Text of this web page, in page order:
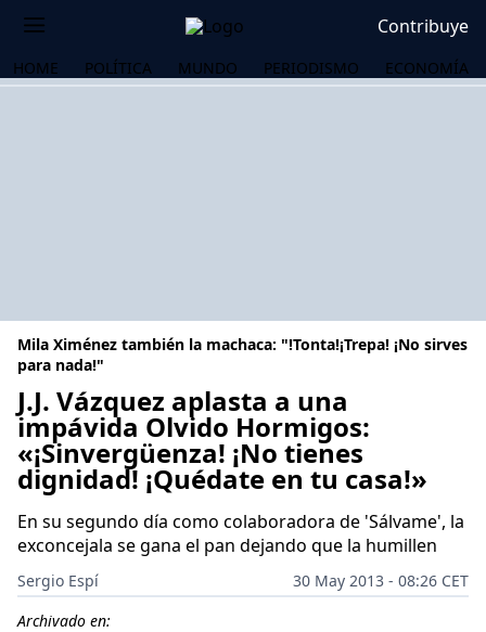
Contribuye
HOME POLÍTICA MUNDO PERIODISMO ECONOMÍA
Mila Ximénez también la machaca: "!Tonta!¡Trepa! ¡No sirves
para nada!"
J.J. Vázquez aplasta a una
impávida Olvido Hormigos:
«¡Sinvergüenza! ¡No tienes
dignidad! ¡Quédate en tu casa!»
En su segundo día como colaboradora de 'Sálvame', la
exconcejala se gana el pan dejando que la humillen
Sergio Espí
30 May 2013 - 08:26 CET
Archivado en: